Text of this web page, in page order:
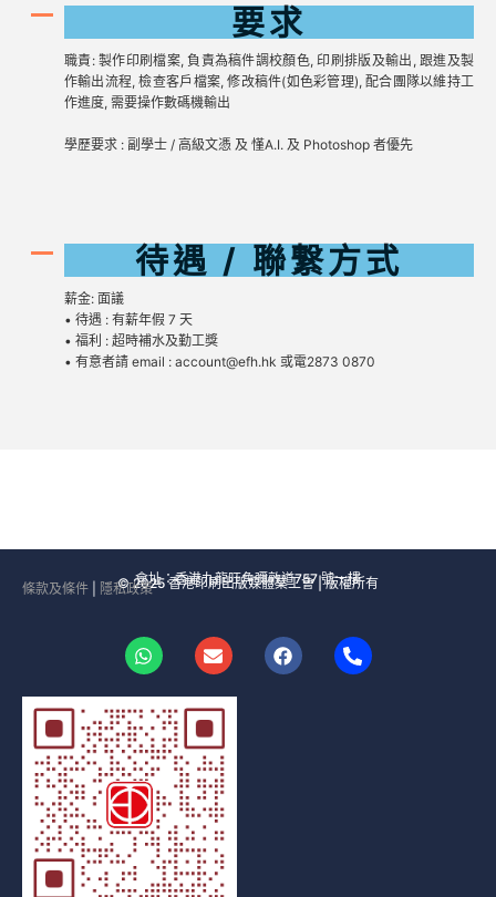
要求
職責: 製作印刷檔案, 負責為稿件調校顏色, 印刷排版及輸出, 跟進及製
作輸出流程, 檢查客戶檔案, 修改稿件(如色彩管理), 配合團隊以維持工
作進度, 需要操作數碼機輸出
學歷要求 : 副學士 / 高級文憑 及 慬A.I. 及 Photoshop 者優先
待遇 / 聯繋方式
薪金: 面議
• 待遇 : 有薪年假 7 天
• 福利 : 超時補水及勤工獎
• 有意者請 email : account@efh.hk 或電2873 0870
© 2025 香港印刷出版媒體業工會 | 版權所有
會址：香港九龍旺角彌敦道757 號一樓
條款及條件 隱私政策